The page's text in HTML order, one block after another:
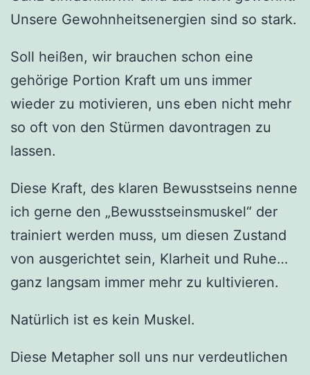
Unsere Gewohnheitsenergien sind so stark.
Soll heißen, wir brauchen schon eine
gehörige Portion Kraft um uns immer
wieder zu motivieren, uns eben nicht mehr
so oft von den Stürmen davontragen zu
lassen.
Diese Kraft, des klaren Bewusstseins nenne
ich gerne den „Bewusstseinsmuskel“ der
trainiert werden muss, um diesen Zustand
von ausgerichtet sein, Klarheit und Ruhe…
ganz langsam immer mehr zu kultivieren.
Natürlich ist es kein Muskel.
Diese Metapher soll uns nur verdeutlichen